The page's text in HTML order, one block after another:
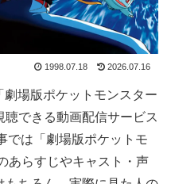
1998.07.18 2026.07.16
場版ポケットモンスター
聴できる動画配信サービス
では「劇場版ポケットモ
あらすじやキャスト・声